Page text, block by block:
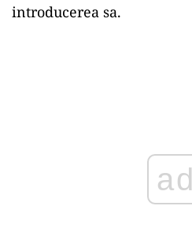
introducerea sa.
ad